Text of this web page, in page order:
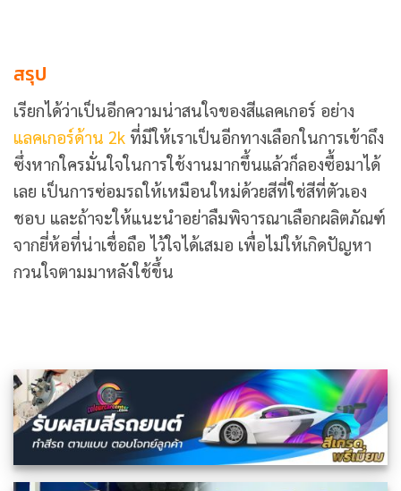
สรุป
เรียกได้ว่าเป็นอีกความน่าสนใจของสีแลคเกอร์ อย่าง
แลคเกอร์ด้าน 2k ที่มีให้เราเป็นอีกทางเลือกในการเข้าถึง
ซึ่งหากใครมั่นใจในการใช้งานมากขึ้นแล้วก็ลองซื้อมาได้
เลย เป็นการซ่อมรถให้เหมือนใหม่ด้วยสีที่ใช่สีที่ตัวเอง
ชอบ และถ้าจะให้แนะนำอย่าลืมพิจารณาเลือกผลิตภัณฑ์
จากยี่ห้อที่น่าเชื่อถือ ไว้ใจได้เสมอ เพื่อไม่ให้เกิดปัญหา
กวนใจตามมาหลังใช้ขึ้น